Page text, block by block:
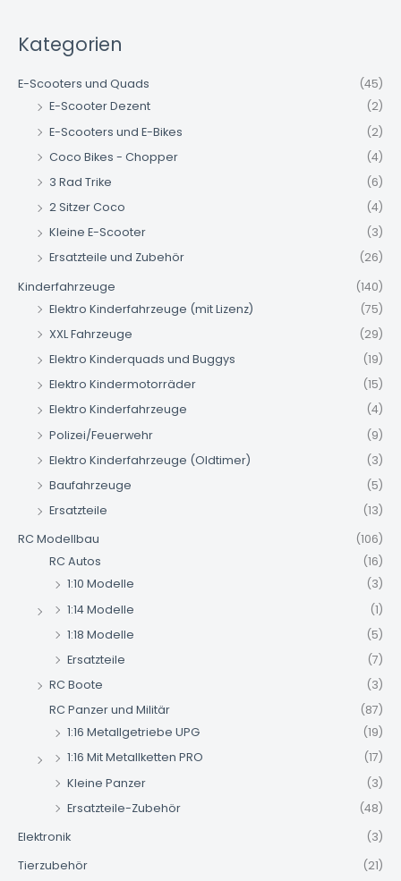
Kategorien
E-Scooters und Quads
(45)
E-Scooter Dezent
(2)
E-Scooters und E-Bikes
(2)
Coco Bikes - Chopper
(4)
3 Rad Trike
(6)
2 Sitzer Coco
(4)
Kleine E-Scooter
(3)
Ersatzteile und Zubehör
(26)
Kinderfahrzeuge
(140)
Elektro Kinderfahrzeuge (mit Lizenz)
(75)
XXL Fahrzeuge
(29)
Elektro Kinderquads und Buggys
(19)
Elektro Kindermotorräder
(15)
Elektro Kinderfahrzeuge
(4)
Polizei/Feuerwehr
(9)
Elektro Kinderfahrzeuge (Oldtimer)
(3)
Baufahrzeuge
(5)
Ersatzteile
(13)
RC Modellbau
(106)
RC Autos
(16)
1:10 Modelle
(3)
1:14 Modelle
(1)
1:18 Modelle
(5)
Ersatzteile
(7)
RC Boote
(3)
RC Panzer und Militär
(87)
1:16 Metallgetriebe UPG
(19)
1:16 Mit Metallketten PRO
(17)
Kleine Panzer
(3)
Ersatzteile-Zubehör
(48)
Elektronik
(3)
Tierzubehör
(21)